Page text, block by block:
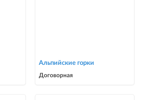
Альпийские горки
Договорная